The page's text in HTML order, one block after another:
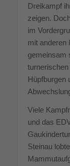
Dreikampf
zeigen.
im
mit anderen
gemeinsam
Hüpfburgen
Viele
und das
Steinau